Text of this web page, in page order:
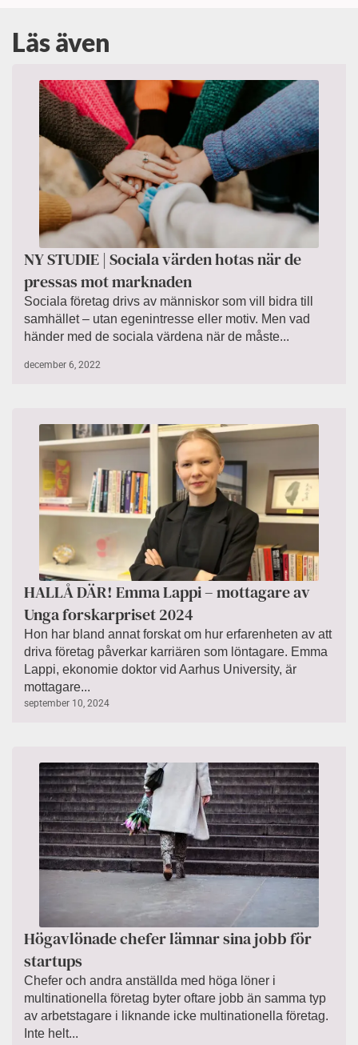
Läs även
NY STUDIE | Sociala värden hotas när de
pressas mot marknaden
Sociala företag drivs av människor som vill bidra till
samhället – utan egenintresse eller motiv. Men vad
händer med de sociala värdena när de måste...
december 6, 2022
HALLÅ DÄR! Emma Lappi – mottagare av
Unga forskarpriset 2024
Hon har bland annat forskat om hur erfarenheten av att
driva företag påverkar karriären som löntagare. Emma
Lappi, ekonomie doktor vid Aarhus University, är
mottagare...
september 10, 2024
Högavlönade chefer lämnar sina jobb för
startups
Chefer och andra anställda med höga löner i
multinationella företag byter oftare jobb än samma typ
av arbetstagare i liknande icke multinationella företag.
Inte helt...